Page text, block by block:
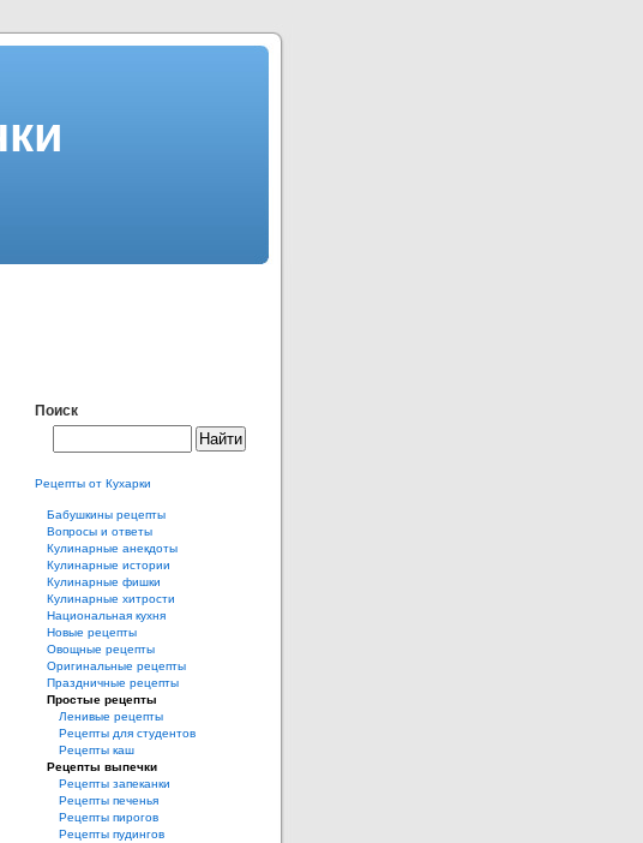
Поиск
Рецепты от Кухарки
Бабушкины рецепты
Вопросы и ответы
Кулинарные анекдоты
Кулинарные истории
Кулинарные фишки
Кулинарные хитрости
Национальная кухня
Новые рецепты
Овощные рецепты
Оригинальные рецепты
Праздничные рецепты
Простые рецепты
Ленивые рецепты
Рецепты для студентов
Рецепты каш
Рецепты выпечки
Рецепты запеканки
Рецепты печенья
Рецепты пирогов
Рецепты пудингов